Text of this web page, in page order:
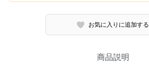
お気に入りに追加する
商品説明